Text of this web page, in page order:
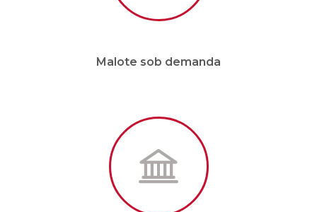
Cobrança extrajudicial a inadimplentes sem
custos ao condomínio